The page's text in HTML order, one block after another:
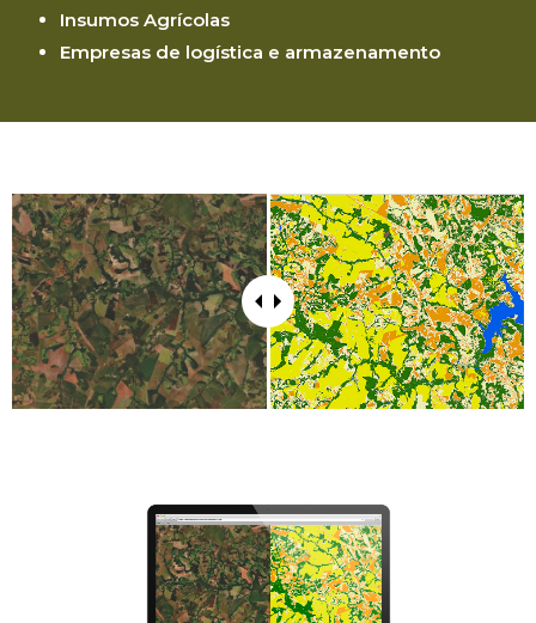
Insumos Agrícolas
Empresas de logística e armazenamento